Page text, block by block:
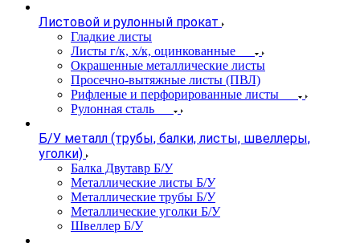
Листовой и рулонный прокат
Гладкие листы
Листы г/к, х/к, оцинкованные
Окрашенные металлические листы
Просечно-вытяжные листы (ПВЛ)
Рифленые и перфорированные листы
Рулонная сталь
Б/У металл (трубы, балки, листы, швеллеры,
уголки)
Балка Двутавр Б/У
Металлические листы Б/У
Металлические трубы Б/У
Металлические уголки Б/У
Швеллер Б/У